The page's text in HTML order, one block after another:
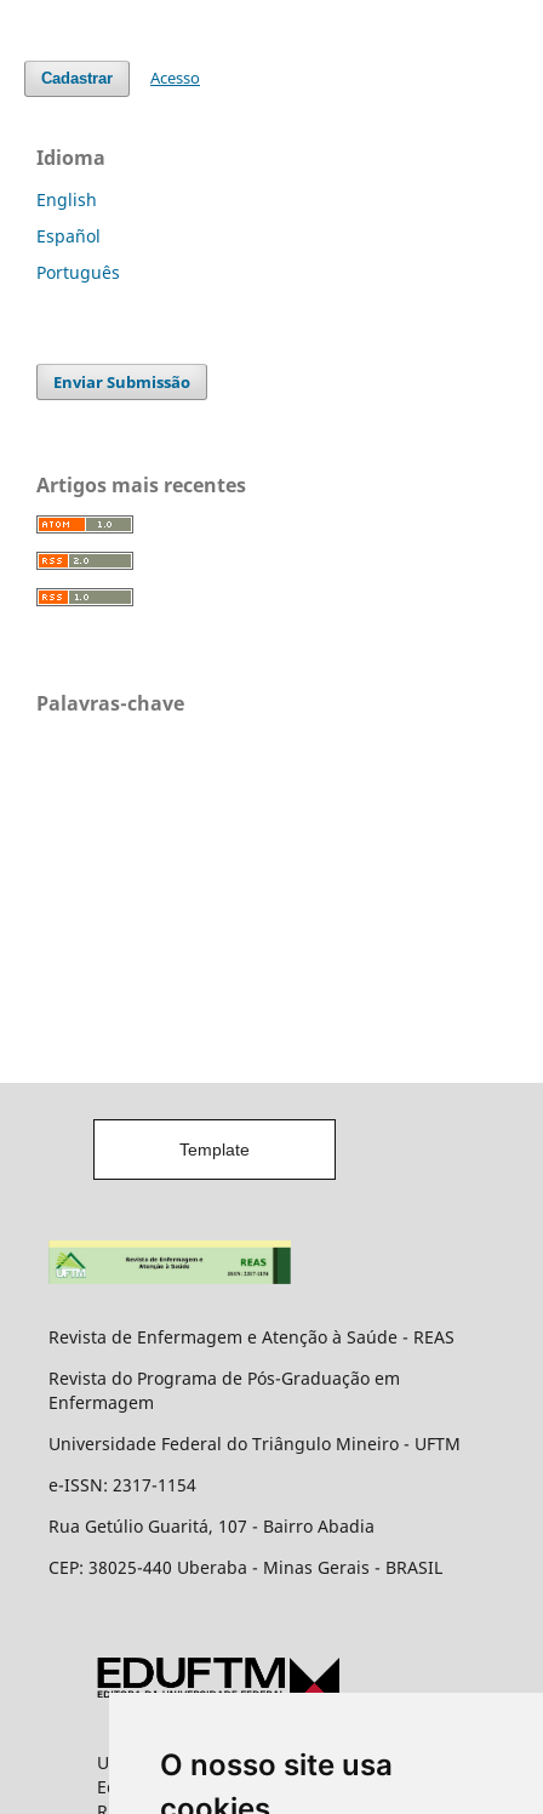
O nosso site usa
Cadastrar Acesso
Idioma
English
Español
Português
Enviar Submissão
Artigos mais recentes
Palavras-chave
Template
Revista de Enfermagem e Atenção à Saúde - REAS
Revista do Programa de Pós-Graduação em
Enfermagem
Universidade Federal do Triângulo Mineiro - UFTM
e-ISSN: 2317-1154
Rua Getúlio Guaritá, 107 - Bairro Abadia
CEP: 38025-440 Uberaba - Minas Gerais - BRASIL
Universidade Federal do Triângulo Mineiro
Editora UFTM